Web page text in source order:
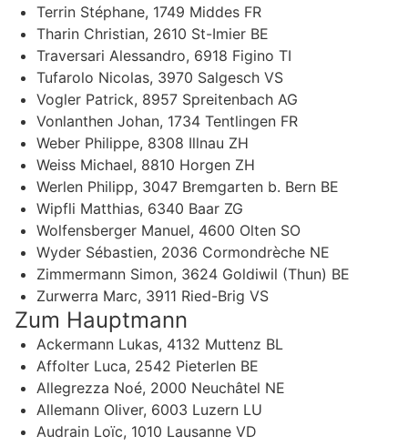
Terrin Stéphane, 1749 Middes FR
Tharin Christian, 2610 St-Imier BE
Traversari Alessandro, 6918 Figino TI
Tufarolo Nicolas, 3970 Salgesch VS
Vogler Patrick, 8957 Spreitenbach AG
Vonlanthen Johan, 1734 Tentlingen FR
Weber Philippe, 8308 Illnau ZH
Weiss Michael, 8810 Horgen ZH
Werlen Philipp, 3047 Bremgarten b. Bern BE
Wipfli Matthias, 6340 Baar ZG
Wolfensberger Manuel, 4600 Olten SO
Wyder Sébastien, 2036 Cormondrèche NE
Zimmermann Simon, 3624 Goldiwil (Thun) BE
Zurwerra Marc, 3911 Ried-Brig VS
Zum Hauptmann
Ackermann Lukas, 4132 Muttenz BL
Affolter Luca, 2542 Pieterlen BE
Allegrezza Noé, 2000 Neuchâtel NE
Allemann Oliver, 6003 Luzern LU
Audrain Loïc, 1010 Lausanne VD